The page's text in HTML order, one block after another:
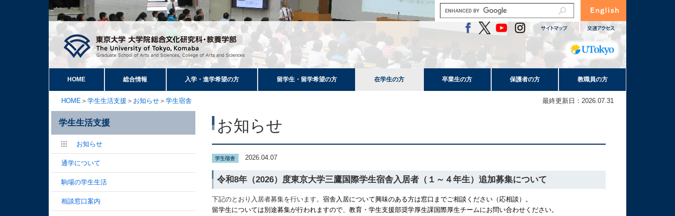
HOME 総合情報 入学・進学希望の方 留学生・留学希望の方 在学生の方 卒業生の方 保護者の方 教職員の方
HOME ＞ 学生生活支援 ＞ お知らせ ＞ 学生宿舎 最終更新日：2026.07.31
お知らせ
2026.04.07
令和8年（2026）度東京大学三鷹国際学生宿舎入居者（１～４年生）追加募集について
下記のとおり入居者募集を行います。宿舎入居について興味のある方は窓口までご相談ください（応相談）。
留学生については別途募集が行われますので、教育・学生支援部奨学厚生課国際厚生チームにお問い合わせください。
学生生活支援
お知らせ
通学について
駒場の学生生活
相談窓口案内